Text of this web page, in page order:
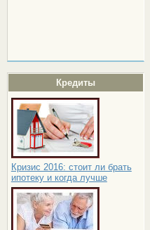
Кредиты
Кризис 2016: стоит ли брать
ипотеку и когда лучше